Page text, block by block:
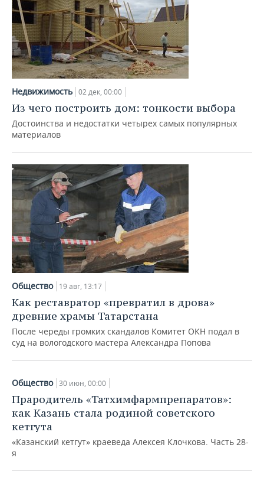
Недвижимость 02 дек, 00:00
Из чего построить дом: тонкости выбора
Достоинства и недостатки четырех самых популярных
материалов
Общество 19 авг, 13:17
Как реставратор «превратил в дрова»
древние храмы Татарстана
После череды громких скандалов Комитет ОКН подал в
суд на вологодского мастера Александра Попова
Общество 30 июн, 00:00
Прародитель «Татхимфармпрепаратов»:
как Казань стала родиной советского
кетгута
«Казанский кетгут» краеведа Алексея Клочкова. Часть 28-
я